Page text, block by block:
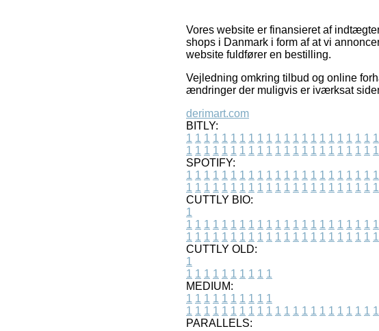
Vores website er finansieret af
shops i Danmark i form af at vi
website fuldfører en bestilling.
Vejledning omkring tilbud og online
ændringer der muligvis er iværksat
derimart.com
BITLY:
1 1 1 1 1 1 1 1 1 1 1 1 1 1 1 1 1 1 1 1 1 1
1 1 1 1 1 1 1 1 1 1 1 1 1 1 1 1 1 1 1 1 1 1
SPOTIFY:
1 1 1 1 1 1 1 1 1 1 1 1 1 1 1 1 1 1 1 1 1 1
1 1 1 1 1 1 1 1 1 1 1 1 1 1 1 1 1 1 1 1 1 1
CUTTLY BIO:
1
1 1 1 1 1 1 1 1 1 1 1 1 1 1 1 1 1 1 1 1 1 1
1 1 1 1 1 1 1 1 1 1 1 1 1 1 1 1 1 1 1 1 1 1
CUTTLY OLD:
1
1 1 1 1 1 1 1 1 1 1
MEDIUM:
1 1 1 1 1 1 1 1 1 1
1 1 1 1 1 1 1 1 1 1 1 1 1 1 1 1 1 1 1 1 1 1
PARALLELS: